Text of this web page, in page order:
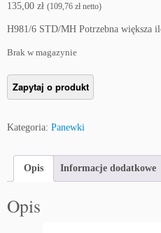
135,00 zł (109,76 zł netto)
H981/6 STD/MH Potrzebna większa
Brak w magazynie
Kategoria: Panewki
Opis Informacje dodatkowe
Opis